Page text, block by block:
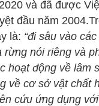
và đã được
đầu năm
là: “đi sâu vào
nói riêng và
hoạt động về lâm
về cơ sở vật chất
cứu ứng dụng